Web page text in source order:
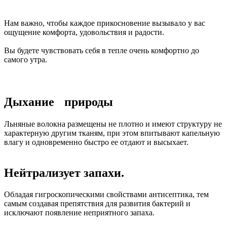
Нам важно, чтобы каждое прикосновение вызывало у вас
ощущение комфорта, удовольствия и радости.
Вы будете чувствовать себя в тепле очень комфортно до
самого утра.
Дыхание природы
Льняные волокна размещены не плотно и имеют структуру не
характерную другим тканям, при этом впитывают капельную
влагу и одновременно быстро ее отдают и высыхает.
Нейтрализует запахи.
Обладая гигроскопическими свойствами антисептика, тем
самым создавая препятствия для развития бактерий и
исключают появление неприятного запаха.